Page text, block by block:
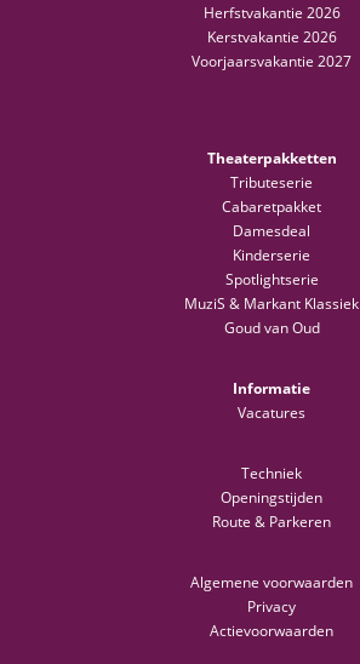
Herfstvakantie 2026
Kerstvakantie 2026
Voorjaarsvakantie 2027
Theaterpakketten
Tributeserie
Cabaretpakket
Damesdeal
Kinderserie
Spotlightserie
MuziS & Markant Klassiek
Goud van Oud
Informatie
Vacatures
Techniek
Openingstijden
Route & Parkeren
Algemene voorwaarden
Privacy
Actievoorwaarden